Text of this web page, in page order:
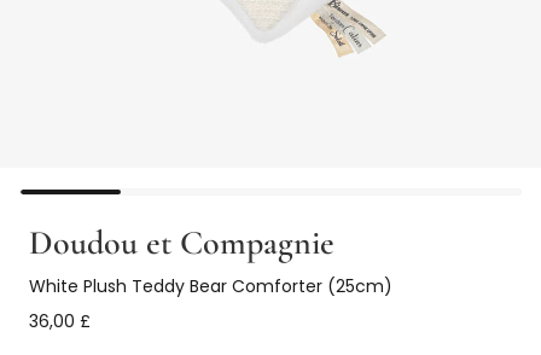
Doudou et Compagnie
White Plush Teddy Bear Comforter (25cm)
36,00 £